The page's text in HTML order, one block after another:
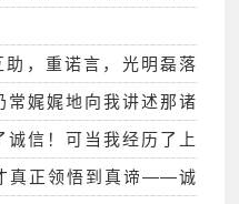
，重诺言，光明磊落
常娓娓地向我讲述那诸
诚信！可当我经历了上
真正领悟到真谛——诚